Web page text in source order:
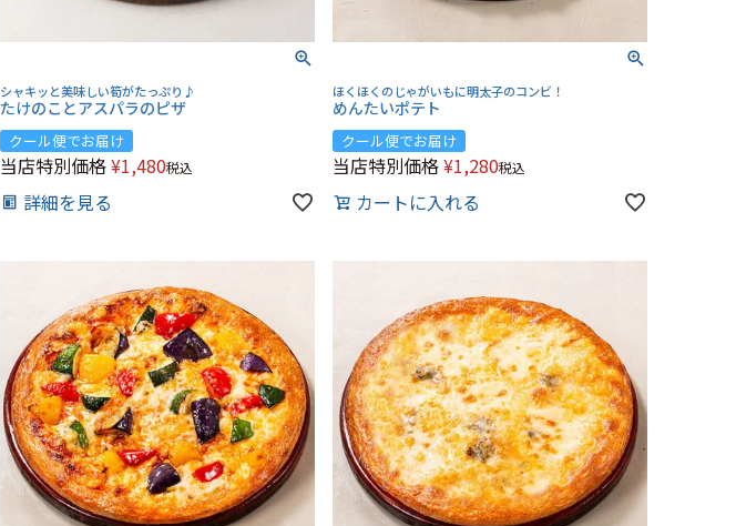
シャキッと美味しい筍がたっぷり♪
たけのことアスパラのピザ
クール便でお届け
当店特別価格¥1,480税込
詳細を見る
ほくほくのじゃがいもに明太子のコンビ！
めんたいポテト
クール便でお届け
当店特別価格¥1,280税込
カートに入れる